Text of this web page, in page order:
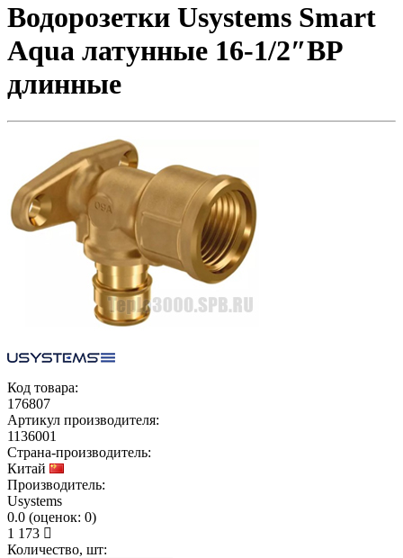
Водорозетки Usystems Smart
Aqua латунные 16-1/2″ВР
длинные
Код товара:
176807
Артикул производителя:
1136001
Страна-производитель:
Китай
Производитель:
Usystems
0.0 (оценок: 0)
1 173
Количество, шт: